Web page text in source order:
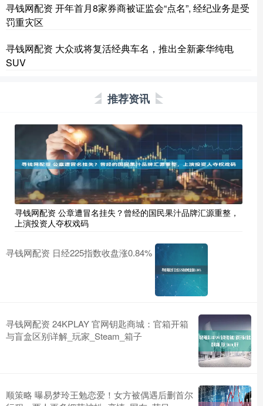
寻钱网配资 开年首月8家券商被证监会“点名”, 经纪业务是受
罚重灾区
寻钱网配资 大众或将复活经典车名，推出全新豪华纯电
SUV
推荐资讯
寻钱网配资 公章遭冒名挂失？曾经的国民果汁品牌汇源重整，
上演投资人夺权戏码
寻钱网配资 日经225指数收盘涨0.84%
寻钱网配资 24KPLAY 官网钥匙商城：官箱开箱
与盲盒区别详解_玩家_Steam_箱子
顺策略 曝易梦玲王勉恋爱！女方被偶遇后删首尔